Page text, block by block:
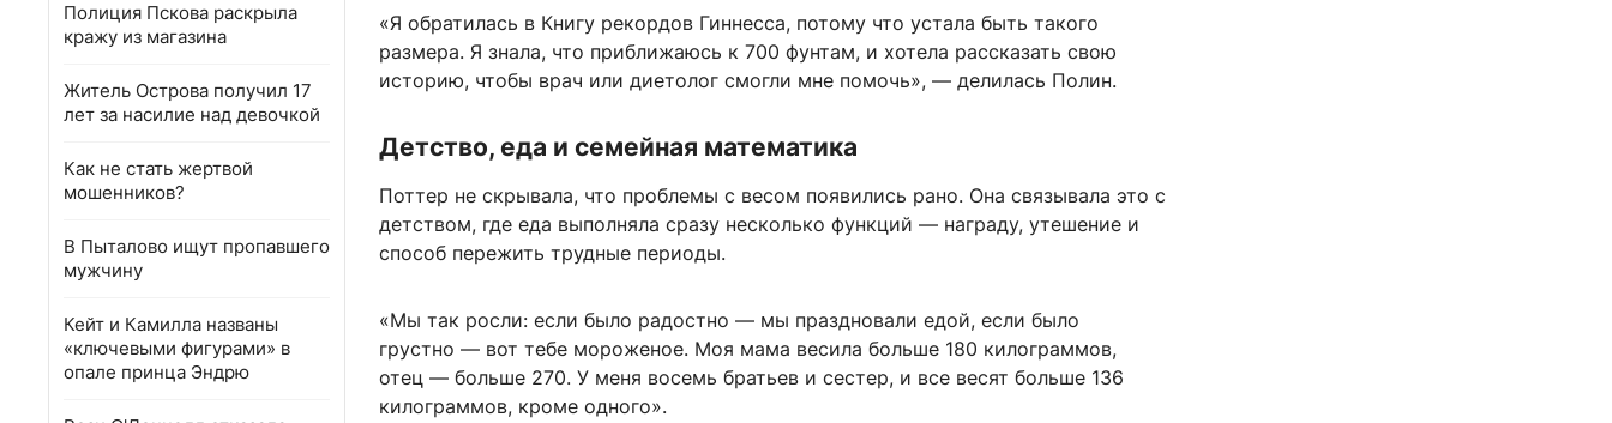
Полиция Пскова раскрыла
кражу из магазина
Житель Острова получил 17
лет за насилие над девочкой
Как не стать жертвой
мошенников?
В Пыталово ищут пропавшего
мужчину
Кейт и Камилла названы
«ключевыми фигурами» в
опале принца Эндрю
«Я обратилась в Книгу рекордов Гиннесса, потому что устала быть такого
размера. Я знала, что приближаюсь к 700 фунтам, и хотела рассказать свою
историю, чтобы врач или диетолог смогли мне помочь», — делилась Полин.
Детство, еда и семейная математика
Поттер не скрывала, что проблемы с весом появились рано. Она связывала это с
детством, где еда выполняла сразу несколько функций — награду, утешение и
способ пережить трудные периоды.
«Мы так росли: если было радостно — мы праздновали едой, если было
грустно — вот тебе мороженое. Моя мама весила больше 180 килограммов,
отец — больше 270. У меня восемь братьев и сестер, и все весят больше 136
килограммов, кроме одного».